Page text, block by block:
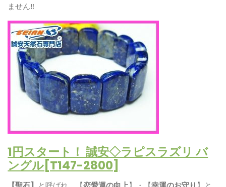
ません‼
1円スタート！ 誠安◇ラピスラズリ バ
ングル[T147-2800]